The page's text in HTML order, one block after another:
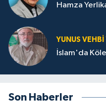
Hamza
YUNUS VEHBI
İslam'da
Son Haberler